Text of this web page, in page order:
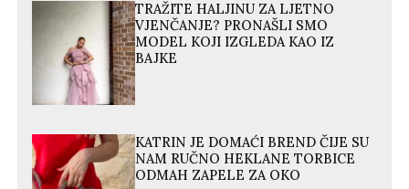
TRAŽITE HALJINU ZA LJETNO
VJENČANJE? PRONAŠLI SMO
MODEL KOJI IZGLEDA KAO IZ
BAJKE
KATRIN JE DOMAĆI BREND ČIJE SU
NAM RUČNO HEKLANE TORBICE
ODMAH ZAPELE ZA OKO